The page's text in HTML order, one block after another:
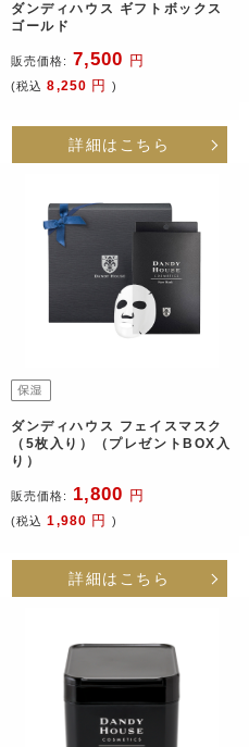
ダンディハウス ギフトボックス
ゴールド
販売価格: 7,500 円
(税込 8,250 円)
詳細はこちら
ダンディハウス フェイスマスク
（5枚入り）（プレゼントBOX入
り）
販売価格: 1,800 円
(税込 1,980 円)
詳細はこちら